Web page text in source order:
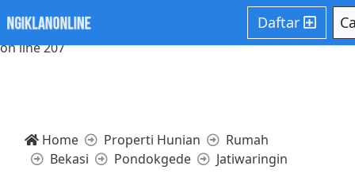
Notice: Trying to access array offset on value of type null in
/home/websiteden/public_html/ngiklanonline.com/core/
on line 207
Daftar
Home Properti Hunian
Rumah
Bekasi
Pondokgede Jatiwaringin